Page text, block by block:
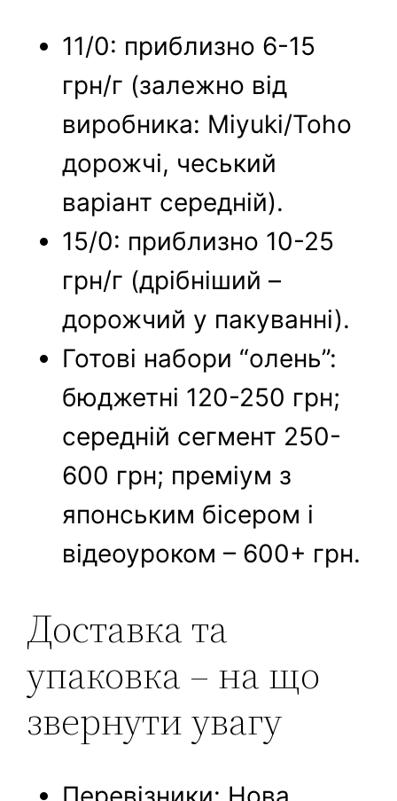
11/0: приблизно 6-15
грн/г (залежно від
виробника: Miyuki/Toho
дорожчі, чеський
варіант середній).
15/0: приблизно 10-25
грн/г (дрібніший –
дорожчий у пакуванні).
Готові набори “олень”:
бюджетні 120-250 грн;
середній сегмент 250-
600 грн; преміум з
японським бісером і
відеоуроком – 600+ грн.
Доставка та
упаковка – на що
звернути увагу